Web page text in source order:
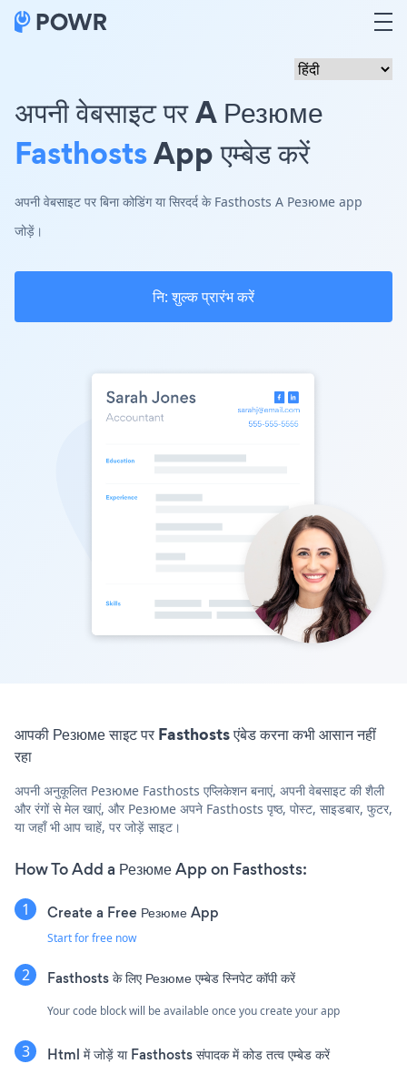
अपनी वेबसाइट पर A Резюме
FasthostsApp एम्बेड करें
अपनी वेबसाइट पर बिना कोडिंग या सिरदर्द के Fasthosts A Резюме app
जोड़ें।
नि: शुल्क प्रारंभ करें
आपकी Резюме साइट पर Fasthosts एंबेड करना कभी आसान नहीं
रहा
अपनी अनुकूलित Резюме Fasthosts एप्लिकेशन बनाएं, अपनी वेबसाइट की शैली
और रंगों से मेल खाएं, और Резюме अपने Fasthosts पृष्ठ, पोस्ट, साइडबार, फुटर,
या जहाँ भी आप चाहें, पर जोड़ें साइट।
How To Add a Резюме App on Fasthosts:
Create a Free Резюме App
Start for free now
Fasthosts के लिए Резюме एम्बेड स्निपेट कॉपी करें
Your code block will be available once you create your app
Html में जोड़ें या Fasthosts संपादक में कोड तत्व एम्बेड करें